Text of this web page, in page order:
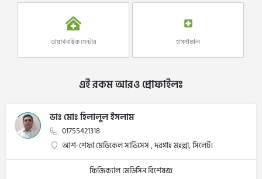
ডায়াগনস্টিক সেন্টার হাসপাতাল
এই রকম আরও প্রোফাইলঃ
ডাঃ মোঃ হিলালুল ইসলাম
01755421318
আশ-শেফা মেডিকেল সার্ভিসেস , দরগাহ মহল্লা, সিলেট।
ফিজিক্যাল মেডিসিন বিশেষজ্ঞ